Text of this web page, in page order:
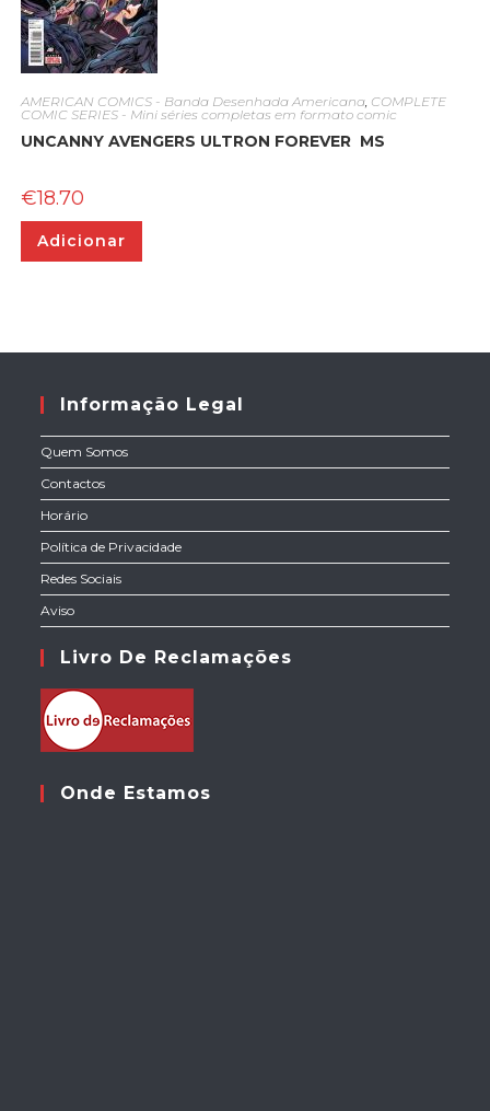
AMERICAN COMICS - Banda Desenhada Americana, COMPLETE
COMIC SERIES - Mini séries completas em formato comic
UNCANNY AVENGERS ULTRON FOREVER MS
€18.70
Adicionar
Informação Legal
Quem Somos
Contactos
Horário
Política de Privacidade
Redes Sociais
Aviso
Livro De Reclamações
Onde Estamos